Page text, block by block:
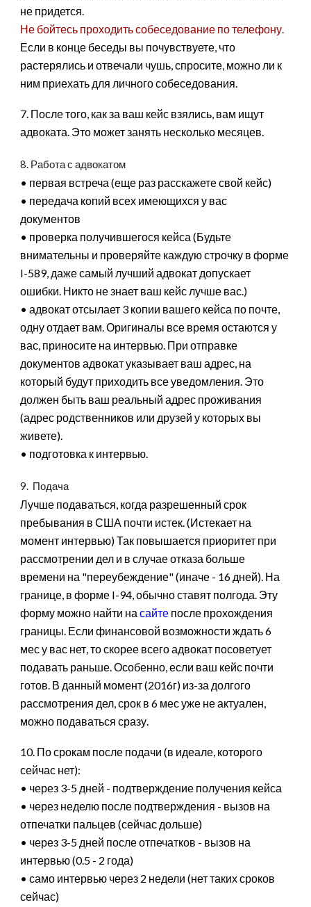
не придется.
Не бойтесь проходить собеседование по телефону.
Если в конце беседы вы почувствуете, что
растерялись и отвечали чушь, спросите, можно ли к
ним приехать для личного собеседования.
7. После того, как за ваш кейс взялись, вам ищут
адвоката. Это может занять несколько месяцев.
8. Работа с адвокатом
• первая встреча (еще раз расскажете свой кейс)
• передача копий всех имеющихся у вас
документов
• проверка получившегося кейса (Будьте
внимательны и проверяйте каждую строчку в форме
I-589, даже самый лучший адвокат допускает
ошибки. Никто не знает ваш кейс лучше вас.)
• адвокат отсылает 3 копии вашего кейса по почте,
одну отдает вам. Оригиналы все время остаются у
вас, приносите на интервью. При отправке
документов адвокат указывает ваш адрес, на
который будут приходить все уведомления. Это
должен быть ваш реальный адрес проживания
(адрес родственников или друзей у которых вы
живете).
• подготовка к интервью.
9. Подача
Лучше подаваться, когда разрешенный срок
пребывания в США почти истек. (Истекает на
момент интервью) Так повышается приоритет при
рассмотрении дел и в случае отказа больше
времени на "переубеждение" (иначе - 16 дней). На
границе, в форме I-94, обычно ставят полгода. Эту
форму можно найти насайте после прохождения
границы. Если финансовой возможности ждать 6
мес у вас нет, то скорее всего адвокат посоветует
подавать раньше. Особенно, если ваш кейс почти
готов. В данный момент (2016г) из-за долгого
рассмотрения дел, срок в 6 мес уже не актуален,
можно подаваться сразу.
10. По срокам после подачи (в идеале, которого
сейчас нет):
• через 3-5 дней - подтверждение получения кейса
• через неделю после подтверждения - вызов на
отпечатки пальцев (сейчас дольше)
• через 3-5 дней после отпечатков - вызов на
интервью (0.5 - 2 года)
• само интервью через 2 недели (нет таких сроков
сейчас)